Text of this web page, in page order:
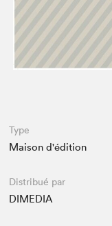
Espace médias
Type
Maison d'édition
Distribué par
DIMEDIA